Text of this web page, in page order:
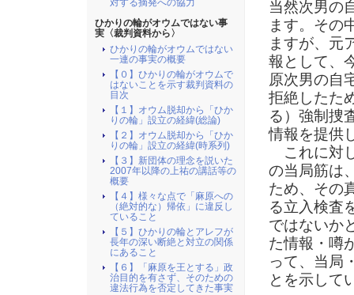
当然次男の
ます。その
ますが、元
報として、
原次男の自
拒絶したた
る）強制捜
情報を提供
これに対
の当局筋は
ため、その
る立入検査
ではないか
た情報・噂
って、当局
とを示して
対する摘発への協力
ひかりの輪がオウムではない事
実〈裁判資料から〉
ひかりの輪がオウムではない
一連の事実の概要
【０】ひかりの輪がオウムで
はないことを示す裁判資料の
目次
【１】オウム脱却から「ひか
りの輪」設立の経緯(総論)
【２】オウム脱却から「ひか
りの輪」設立の経緯(時系列)
【３】新団体の理念を説いた
2007年以降の上祐の講話等の
概要
【４】様々な点で「麻原への
（絶対的な）帰依」に違反し
ていること
【５】ひかりの輪とアレフが
長年の深い断絶と対立の関係
にあること
【６】「麻原を王とする」政
治目的を有さず、そのための
違法行為を否定してきた事実